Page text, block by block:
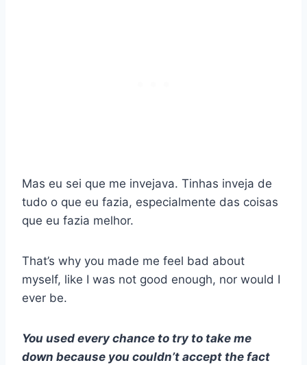
Mas eu sei que me invejava. Tinhas inveja de
tudo o que eu fazia, especialmente das coisas
que eu fazia melhor.
That’s why you made me feel bad about
myself, like I was not good enough, nor would I
ever be.
You used every chance to try to take me
down because you couldn’t accept the fact